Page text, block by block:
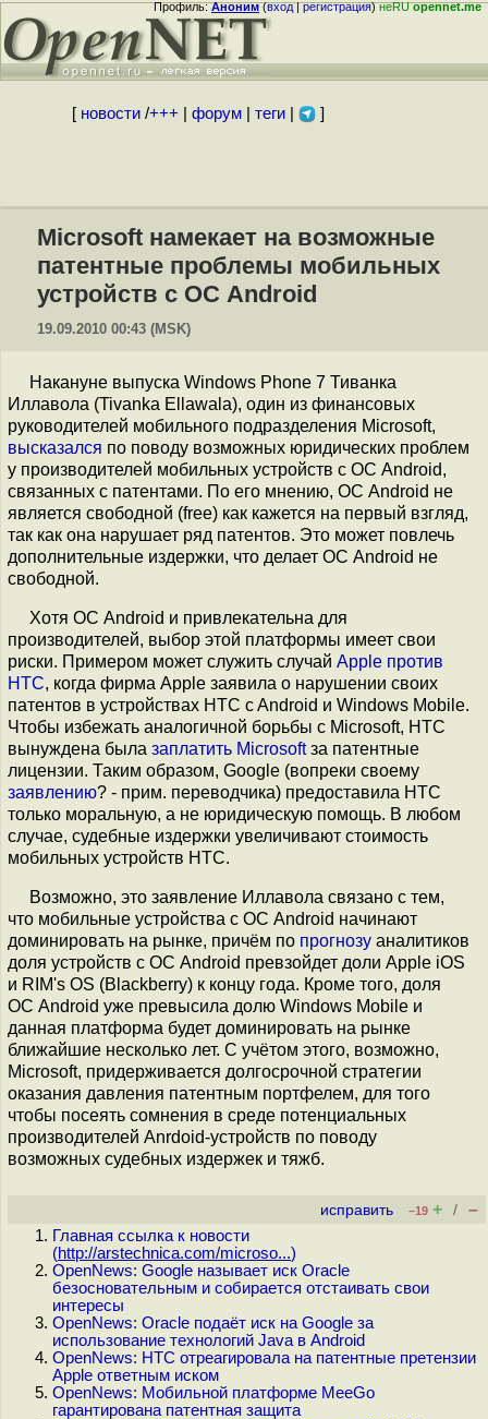
Профиль:Аноним(вход|регистрация)неRUopennet.me
[ новости/+++ форум| теги| ]
Microsoft намекает на возможные
патентные проблемы мобильных
устройств с ОС Android
19.09.2010 00:43 (MSK)
Накануне выпуска Windows Phone 7 Тиванка
Иллавола (Tivanka Ellawala), один из финансовых
руководителей мобильного подразделения Microsoft,
высказался по поводу возможных юридических проблем
у производителей мобильных устройств с ОС Android,
связанных с патентами. По его мнению, ОС Android не
является свободной (free) как кажется на первый взгляд,
так как она нарушает ряд патентов. Это может повлечь
дополнительные издержки, что делает ОС Android не
свободной.
Хотя ОС Android и привлекательна для
производителей, выбор этой платформы имеет свои
риски. Примером может служить случай Apple против
HTC, когда фирма Apple заявила о нарушении своих
патентов в устройствах HTC c Android и Windows Mobile.
Чтобы избежать аналогичной борьбы с Microsoft, HTC
вынуждена была заплатить Microsoftза патентные
лицензии. Таким образом, Google (вопреки своему
заявлению? - прим. переводчика) предоставила HTC
только моральную, а не юридическую помощь. В любом
случае, судебные издержки увеличивают стоимость
мобильных устройств HTC.
Возможно, это заявление Иллавола связано с тем,
что мобильные устройства с ОС Android начинают
доминировать на рынке, причём по прогнозу аналитиков
доля устройств с ОС Android превзойдет доли Apple iOS
и RIM's OS (Blackberry) к концу года. Кроме того, доля
ОС Android уже превысила долю Windows Mobile и
данная платформа будет доминировать на рынке
ближайшие несколько лет. С учётом этого, возможно,
Microsoft, придерживается долгосрочной стратегии
оказания давления патентным портфелем, для того
чтобы посеять сомнения в среде потенциальных
производителей Anrdoid-устройств по поводу
возможных судебных издержек и тяжб.
исправить –19 + / –
Главная ссылка к новости
(http://arstechnica.com/microso...)
OpenNews: Google называет иск Oracle
безосновательным и собирается отстаивать свои
интересы
OpenNews: Oracle подаёт иск на Google за
использование технологий Java в Android
OpenNews: HTC отреагировала на патентные претензии
Apple ответным иском
OpenNews: Мобильной платформе MeeGo
гарантирована патентная защита